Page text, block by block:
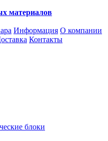
материалов
Информация О компании
Контакты
блоки